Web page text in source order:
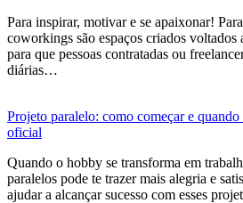
Para inspirar, motivar e se apaixonar!
coworkings são espaços criados voltados
para que pessoas contratadas ou
diárias…
Projeto paralelo: como começar e
oficial
Quando o hobby se transforma em
paralelos pode te trazer mais alegria e
ajudar a alcançar sucesso com esses